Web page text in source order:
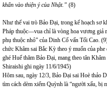
khẩn vào thiện ý của Nhật.” (8)
Như thế vai trò Bảo Đại, trong kế hoạch sơ
Pháp thuộc—vua chỉ là vòng hoa vương giả
phụ thuộc nhỏ” của Dinh Cố vấn Tối Cao.
chức Khâm sai Bắc Kỳ theo ý muốn của
ghé Huế thăm Bảo Đại, mang theo tân
Shiraishi ghi ngày 11/6/1945)
Hôm sau, ngày 12/3, Bảo Đại sai Hoè thảo
tìm cách dèm xiểm Quỳnh là “người xấu, bị